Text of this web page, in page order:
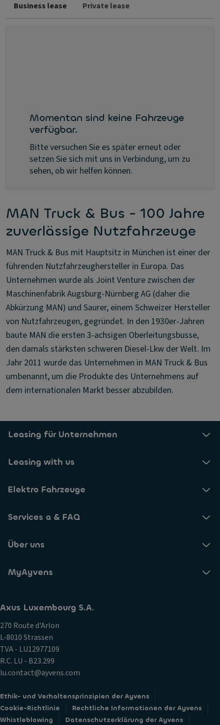
Business lease Private lease
Momentan sind keine Fahrzeuge
verfügbar.
Bitte versuchen Sie es später erneut oder
setzen Sie sich mit uns in Verbindung, um zu
sehen, ob wir helfen können.
MAN Truck & Bus - 100 Jahre
zuverlässige Nutzfahrzeuge
MAN Truck & Bus mit Hauptsitz in München ist einer der
führenden Nutzfahrzeughersteller in Europa. Das
Unternehmen wurde als Joint Venture zwischen der
Maschinenfabrik Augsburg-Nürnberg AG (daher die
Abkürzung MAN) und Saurer, einem Schweizer Hersteller
von Nutzfahrzeugen, gegründet. In den 1930er-Jahren
baute MAN die ersten 3-achsigen Oberleitungsbusse,
den damals stärksten schweren Diesel-Lkw der Welt. Im
Jahr 2011 wurde das Unternehmen in MAN Truck & Bus
umbenannt, um die Produkte des Unternehmens auf
dem internationalen Markt besser abzubilden.
Leasing für Unternehmen
Leasing with us
Elektro Fahrzeuge
Services a & FAQ
Über uns
MyAyvens
Axus Luxembourg S.A.
270 Route d'Arlon
L-8010 Strassen
TVA - LU12977109
R.C. LU - B23.299
lu.contact@ayvens.com
Ethik- und Verhaltensprinzipien der Ayvens
Cookie-Richtlinie
Rechtliche Informationen der Ayvens
Whistleblowing
Datenschutzerklärung der Ayvens